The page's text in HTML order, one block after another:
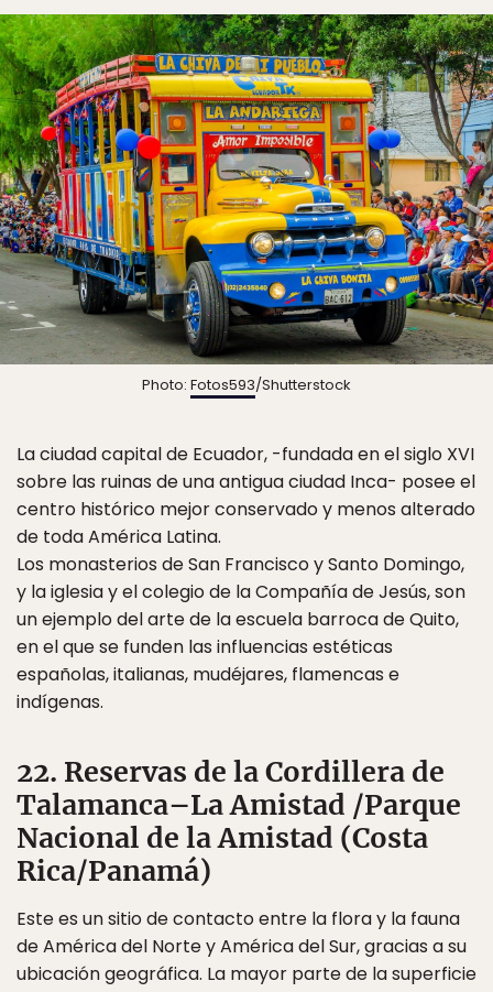
Photo: Fotos593/Shutterstock
La ciudad capital de Ecuador, -fundada en el siglo XVI
sobre las ruinas de una antigua ciudad Inca- posee el
centro histórico mejor conservado y menos alterado
de toda América Latina.
Los monasterios de San Francisco y Santo Domingo,
y la iglesia y el colegio de la Compañía de Jesús, son
un ejemplo del arte de la escuela barroca de Quito,
en el que se funden las influencias estéticas
españolas, italianas, mudéjares, flamencas e
indígenas.
22. Reservas de la Cordillera de
Talamanca–La Amistad /Parque
Nacional de la Amistad (Costa
Rica/Panamá)
Este es un sitio de contacto entre la flora y la fauna
de América del Norte y América del Sur, gracias a su
ubicación geográfica. La mayor parte de la superficie